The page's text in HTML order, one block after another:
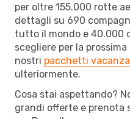
per oltre 155.000 rotte
dettagli su 690
tutto il mondo e 40.000
scegliere per la
nostri pacchetti vacanza
ulteriormente.
Cosa stai aspettando?
grandi offerte e prenota